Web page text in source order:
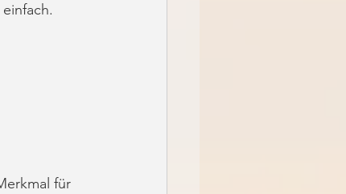
für